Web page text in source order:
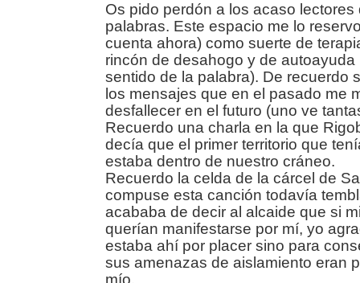
Os pido perdón a los acaso lectores
palabras. Este espacio me lo
cuenta ahora) como suerte de
rincón de desahogo y de autoayuda
sentido de la palabra). De recuerdo
los mensajes que en el pasado me
desfallecer en el futuro (uno ve
Recuerdo una charla en la que
decía que el primer territorio que
estaba dentro de nuestro cráneo.
Recuerdo la celda de la cárcel de
compuse esta canción todavía
acababa de decir al alcaide que si
querían manifestarse por mí, yo
estaba ahí por placer sino para
sus amenazas de aislamiento eran
mío.